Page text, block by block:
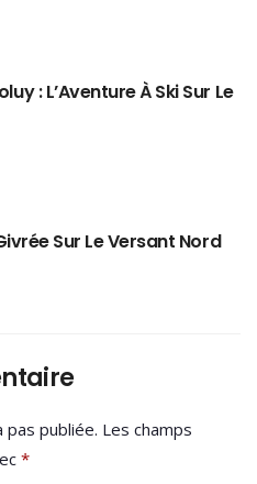
: L’Aventure À Ski Sur Le
Sur Le Versant Nord
publiée. Les champs
*